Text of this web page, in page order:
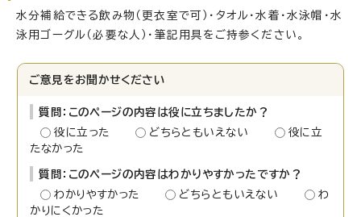
水分補給できる飲み物（更衣室で可）・タオル・水着・水泳帽・水
泳用ゴーグル（必要な人）・筆記用具をご持参ください。
ご意見をお聞かせください
質問：このページの内容は役に立ちましたか？
役に立った
どちらともいえない
役に立
たなかった
質問：このページの内容はわかりやすかったですか？
わかりやすかった
どちらともいえない
わ
かりにくかった